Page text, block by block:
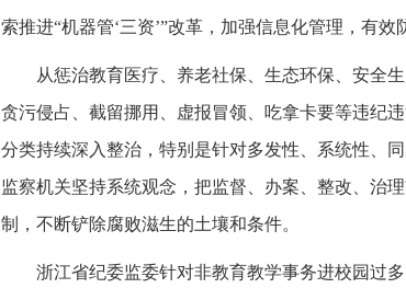
索推进“机器管‘三资’”改革，加强信息化管理，有效
从惩治教育医疗、养老社保、生态环保、安全
贪污侵占、截留挪用、虚报冒领、吃拿卡要等违纪
分类持续深入整治，特别是针对多发性、系统性
监察机关坚持系统观念，把监督、办案、整改、治
制，不断铲除腐败滋生的土壤和条件。
浙江省纪委监委针对非教育教学事务进校园过